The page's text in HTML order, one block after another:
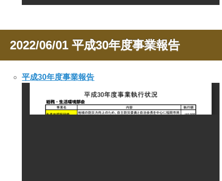
2022/06/01 平成30年度事業報告
平成30年度事業報告